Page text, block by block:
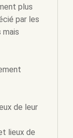
plus
par les
mais
de leur
lieux de